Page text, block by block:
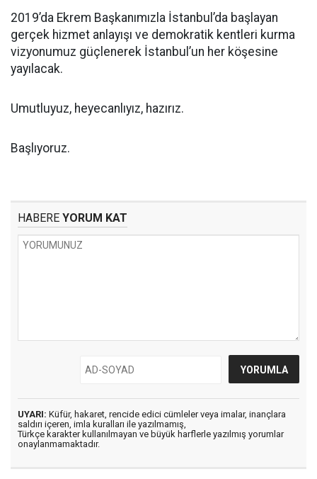
2019’da Ekrem Başkanımızla İstanbul’da başlayan
gerçek hizmet anlayışı ve demokratik kentleri kurma
vizyonumuz güçlenerek İstanbul’un her köşesine
yayılacak.
Umutluyuz, heyecanlıyız, hazırız.
Başlıyoruz.
HABERE YORUM KAT
UYARI: Küfür, hakaret, rencide edici cümleler veya imalar, inançlara
saldırı içeren, imla kuralları ile yazılmamış,
Türkçe karakter kullanılmayan ve büyük harflerle yazılmış yorumlar
onaylanmamaktadır.